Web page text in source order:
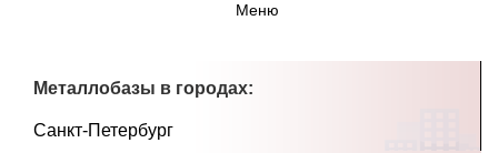
Меню
Металлобазы в городах:
Санкт-Петербург